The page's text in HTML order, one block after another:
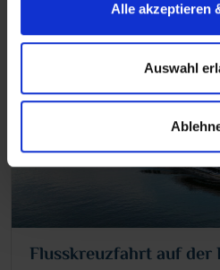
Alle akzeptieren
Auswahl
Flusskreuzfahrt auf der